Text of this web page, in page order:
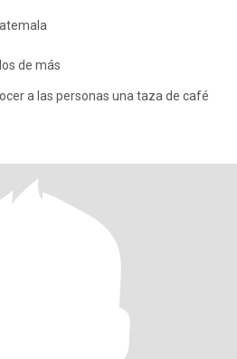
de más
a las personas una taza de café